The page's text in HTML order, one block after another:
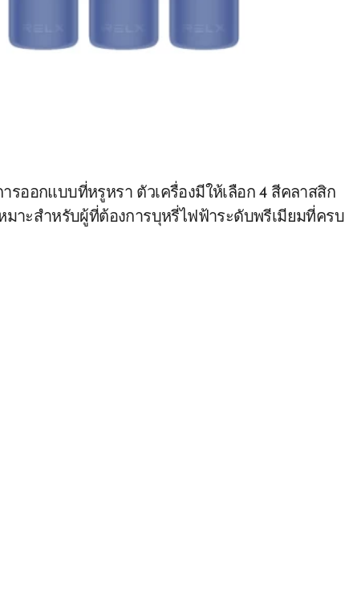
ออกแบบที่หรูหรา ตัวเครื่องมีให้เลือก 4 สีคลาสสิก
าะสำหรับผู้ที่ต้องการบุหรี่ไฟฟ้าระดับพรีเมียมที่ครบ